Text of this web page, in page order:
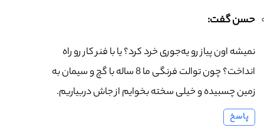
حسن گفت:
نمیشه اون پیاز رو یه‌جوری خرد کرد؟ یا با فنر کار رو راه
انداخت؟ چون توالت فرنگی ما 8 ساله با گچ و سیمان به
زمین چسبیده و خیلی سخته بخوایم از جاش دربیاریم.
پاسخ